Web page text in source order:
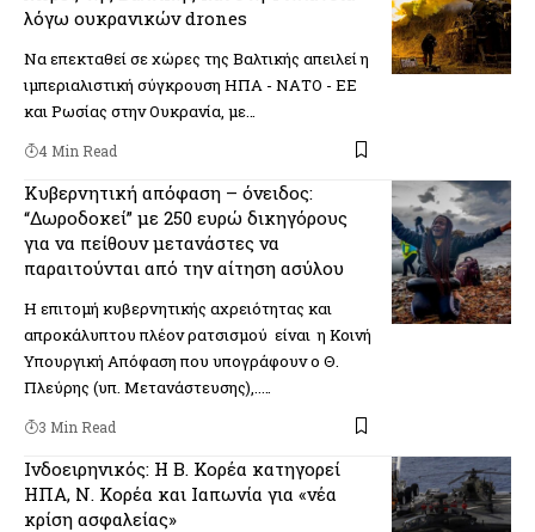
λόγω ουκρανικών drones
Να επεκταθεί σε χώρες της Βαλτικής απειλεί η
ιμπεριαλιστική σύγκρουση ΗΠΑ - ΝΑΤΟ - ΕΕ
και Ρωσίας στην Ουκρανία, με…
4 Min Read
Κυβερνητική απόφαση – όνειδος:
“Δωροδοκεί” με 250 ευρώ δικηγόρους
για να πείθουν μετανάστες να
παραιτούνται από την αίτηση ασύλου
Η επιτομή κυβερνητικής αχρειότητας και
απροκάλυπτου πλέον ρατσισμού είναι η Κοινή
Υπουργική Απόφαση που υπογράφουν ο Θ.
Πλεύρης (υπ. Μετανάστευσης),..…
3 Min Read
Ινδοειρηνικός: Η Β. Κορέα κατηγορεί
ΗΠΑ, Ν. Κορέα και Ιαπωνία για «νέα
κρίση ασφαλείας»